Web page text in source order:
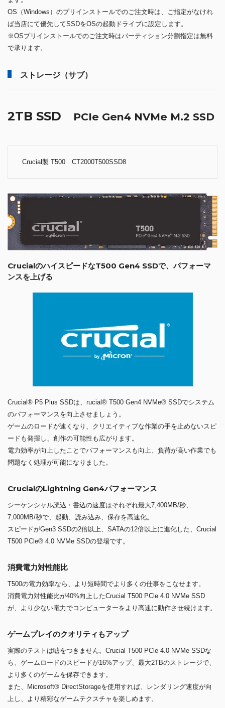
OS（Windows）のプリインストールでのご注文時は、ご指定がなけれ
ば当店にて優先してSSDをOSの起動ドライブに設定します。
※OSプリインストールでのご注文時はパーティション分割指定は無料
で承ります。
ストレージ（サブ）
2TB SSD PCIe Gen4 NVMe M.2 SSD
Crucial製 T500 CT2000T500SSD8
CrucialのハイスピードなT500 Gen4 SSDで、パフォーマ
ンスを上げる
Crucial® P5 Plus SSDは、rucial® T500 Gen4 NVMe® SSDでシステム
のパフォーマンスを向上させましょう。
ゲームのロードが速くなり、クリエイティブな作業の手を止めないスピ
ードも発揮し、創作の可能性も広がります。
電力効率が向上したことでパフォーマンスも向上、負荷が高い作業でも
問題なく処理が可能になりました。
CrucialのLightning Gen4パフォーマンス
シーケンシャル読込・書込の速度はそれぞれ最大7,400MB/秒、
7,000MB/秒で、起動、読み込み、保存を高速化。
スピードがGen3 SSDの2倍以上、SATAの12倍以上に進化した、Crucial
T500 PCle® 4.0 NVMe SSDの登場です。
消費電力対性能比
T500の電力効率なら、より短時間でより多くの仕事をこなせます。
消費電力対性能比が40%向上したCrucial T500 PCle 4.0 NVMe SSD
が、より少ない電力でコンピューターをより高速に動作させ続けます。
ゲームプレイのクオリティもアップ
実際のテストは嘘をつきません。Crucial T500 PCle 4.0 NVMe SSDな
ら、ゲームロードのスピードが16%アップ、最大2TBのストレージで、
より多くのゲームを保存できます。
また、Microsoft® DirectStorageを使用すれば、レンダリング速度が向
上し、より精彩なゲームテクスチャを楽しめます。